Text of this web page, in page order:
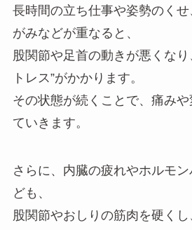
長時間の立ち仕事や姿勢のく
がみなどが重なると、
股関節や足首の動きが悪くなり
トレス”がかかります。
その状態が続くことで、痛み
ていきます。
さらに、内臓の疲れやホルモ
ども、
股関節やおしりの筋肉を硬く